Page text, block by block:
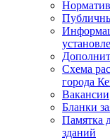
Схема
города
Вакансии
Бланки
Памятка
зданий